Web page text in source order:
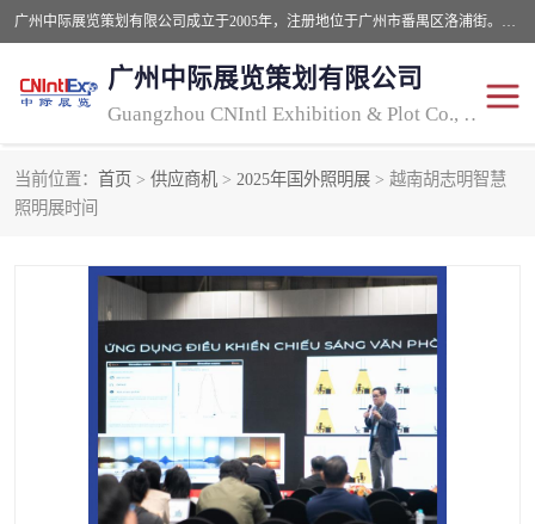
广州中际展览策划有限公司成立于2005年，注册地位于广州市番禺区洛浦街。经营范围包括会议及展览服务，大型活动组织策划服务，展台设计服务，广告业等；主要从事国外广告、标识、印花、LED、照明、光电、灯光、音响、视听、电子展览会等，展位预定-展品运输-签证-行程安排-补贴一站式服务。
广州中际展览策划有限公司
Guangzhou CNIntl Exhibition & Plot Co., Ltd.
当前位置： 首页 > 供应商机 > 2025年国外照明展 > 越南胡志明智慧
照明展时间
2025年国外照明展
照明展 展品运输
视听-灯光音响展
2025年国外广告标识展 2025年国内中国香港照明
展